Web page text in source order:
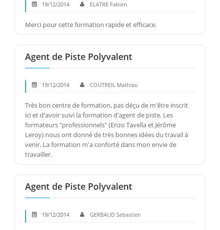
19/12/2014 ELATRE Fabien
Merci pour cette formation rapide et efficace.
Agent de Piste Polyvalent
19/12/2014 COUTREIL Mathieu
Très bon centre de formation, pas déçu de m'être inscrit
ici et d'avoir suivi la formation d'agent de piste. Les
formateurs "professionnels" (Enzo Tavella et Jérôme
Leroy) nous ont donné de très bonnes idées du travail à
venir. La formation m'a conforté dans mon envie de
travailler.
Agent de Piste Polyvalent
19/12/2014 GERBAUD Sebastien